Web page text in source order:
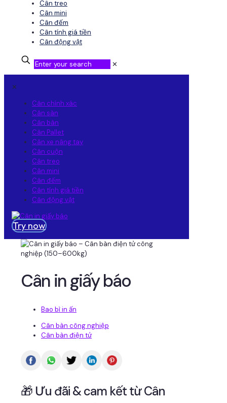
Cân treo
Cân mini
Cân đếm
Cân tính giá tiền
Cân động vật
✕
✕
Cân chính xác
Cân sàn
Cân bàn
Cân Pallet
Cân xe nâng tay
Cân cuộn
Cân treo
Cân mini
Cân đếm
Cân tính giá tiền
Cân động vật
Try now
Cân in giấy báo
Bao bì in ấn
Cân bàn công nghiệp
Cân bàn điện tử
🎁 Ưu đãi & cam kết từ Cân